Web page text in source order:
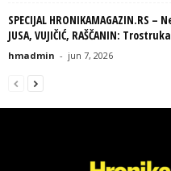
SPECIJAL HRONIKAMAGAZIN.RS
JUSA, VUJIČIĆ, RAŠČANIN:
hmadmin - jun 7, 2026